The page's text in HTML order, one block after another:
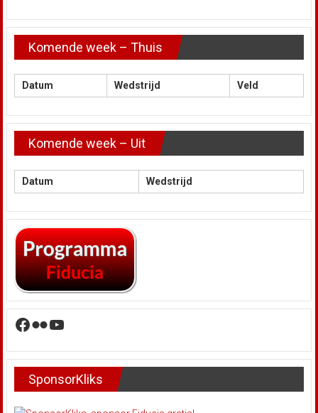
Komende week – Thuis
Datum Wedstrijd Veld
Komende week – Uit
Datum Wedstrijd
Facebook
FlickrYouTube
SponsorKliks